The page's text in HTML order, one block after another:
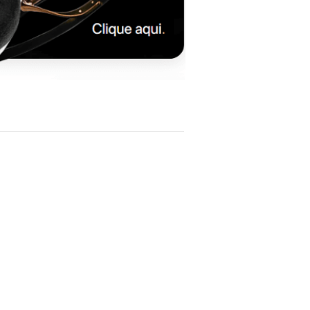
Bass Reflex: Dual rear port
Dimensions (H × W × D): 1140 × 215 × 360
mm
Weight: 31.4 kg each